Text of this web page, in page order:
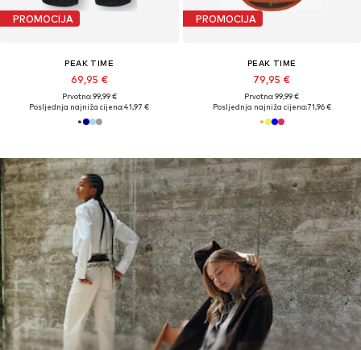
PROMOCIJA
PEAK TIME
69,95 €
Prvotno: 99,99 €
Posljednja najniža cijena:41,97 €
PROMOCIJA
PEAK TIME
79,95 €
Prvotno: 99,99 €
Posljednja najniža cijena:71,96 €